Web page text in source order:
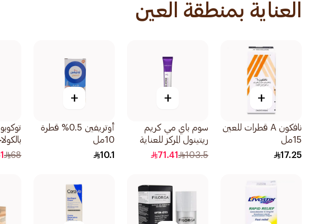
العناية بمنطقة العين
+
نافكون A قطرات للعين
15مل
17.25
+
سوم باي مي كريم
ريتينول المركز للعناية
بمحيط العين 30مل
103.5
71.41
+
أوتريفين 0.5% قطرة
10مل
10.1
68